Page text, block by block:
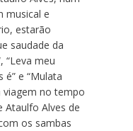
musical e
estarão
saudade da
“Leva meu
é” e “Mulata
viagem no tempo
Ataulfo Alves de
os sambas